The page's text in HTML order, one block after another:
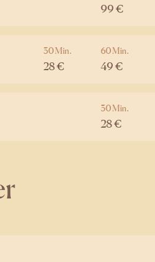
99 €
30 Min.
28 €
60 Min.
49 €
30 Min.
28 €